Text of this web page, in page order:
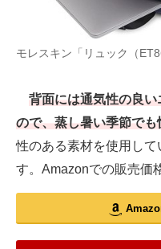
モレスキン「リュック（
背面には通気性の良
ので、蒸し暑い季節で
性のある素材を使用して
す。Amazonでの販売価